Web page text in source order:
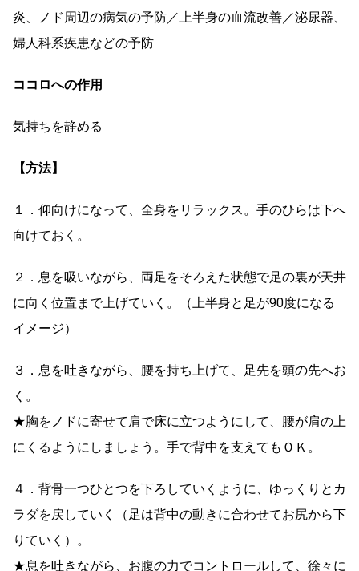
炎、ノド周辺の病気の予防／上半身の血流改善／泌尿器、
婦人科系疾患などの予防
ココロへの作用
気持ちを静める
【方法】
１．仰向けになって、全身をリラックス。手のひらは下へ
向けておく。
２．息を吸いながら、両足をそろえた状態で足の裏が天井
に向く位置まで上げていく。（上半身と足が90度になる
イメージ）
３．息を吐きながら、腰を持ち上げて、足先を頭の先へお
く。
★胸をノドに寄せて肩で床に立つようにして、腰が肩の上
にくるようにしましょう。手で背中を支えてもＯＫ。
４．背骨一つひとつを下ろしていくように、ゆっくりとカ
ラダを戻していく（足は背中の動きに合わせてお尻から下
りていく）。
★息を吐きながら、お腹の力でコントロールして、徐々に